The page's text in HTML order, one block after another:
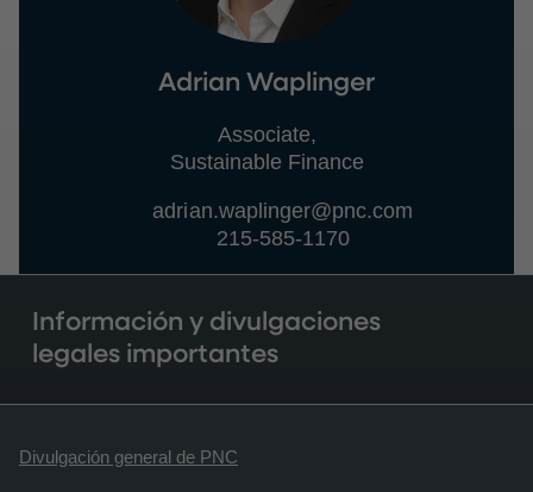
Adrian Waplinger
Associate,
Sustainable Finance
adrian.waplinger@pnc.com
215-585-1170
Información y divulgaciones
legales importantes
Divulgación general de PNC